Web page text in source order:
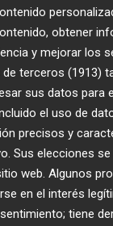
la
en tu
suscribirme
obtener
y mejorar los
terceros (1913)
sus datos para
el uso de
precisos y
Sus elecciones se
web. Algunos
en el interés
tiene